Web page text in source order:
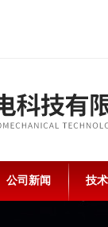
公司新闻 技